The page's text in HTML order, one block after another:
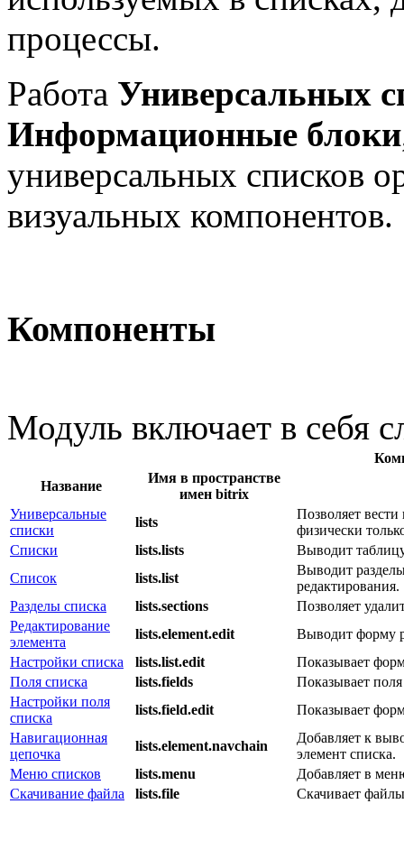
процессы.
Работа Универсальных
Информационные блоки
универсальных списков
визуальных компонентов.
Компоненты
Модуль включает в себя
Название
Имя в пространстве
имен bitrix
Универсальные
списки
lists
Позволяет
физически
Списки
lists.lists
Выводит
Список
lists.list
Выводит
редактирования.
Разделы списка
lists.sections
Позволяет
Редактирование
элемента
lists.element.edit
Выводит форму
Настройки списка
lists.list.edit
Показывает
Поля списка
lists.fields
Показывает
Настройки поля
списка
lists.field.edit
Показывает
Навигационная
цепочка
lists.element.navchain
Добавляет к
элемент списка.
Меню списков
lists.menu
Добавляет в
Скачивание файла
lists.file Скачивает